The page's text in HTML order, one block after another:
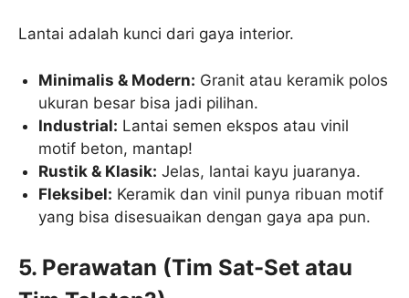
Lantai adalah kunci dari gaya interior.
Minimalis & Modern: Granit atau keramik polos
ukuran besar bisa jadi pilihan.
Industrial: Lantai semen ekspos atau vinil
motif beton, mantap!
Rustik & Klasik: Jelas, lantai kayu juaranya.
Fleksibel: Keramik dan vinil punya ribuan motif
yang bisa disesuaikan dengan gaya apa pun.
5. Perawatan (Tim Sat-Set atau